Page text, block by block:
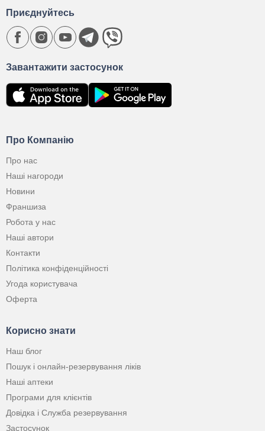
Про Компанію
Про нас
Наші нагороди
Новини
Франшиза
Робота у нас
Наші автори
Контакти
Політика конфіденційності
Угода користувача
Оферта
Корисно знати
Наш блог
Пошук і онлайн-резервування ліків
Наші аптеки
Програми для клієнтів
Довідка і Служба резервування
Застосунок
Завантажити застосунок
Приєднуйтесь